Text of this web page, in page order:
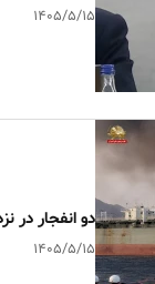
۱۴۰۵/۵/۱۵
دو انفجار در
۱۴۰۵/۵/۱۵